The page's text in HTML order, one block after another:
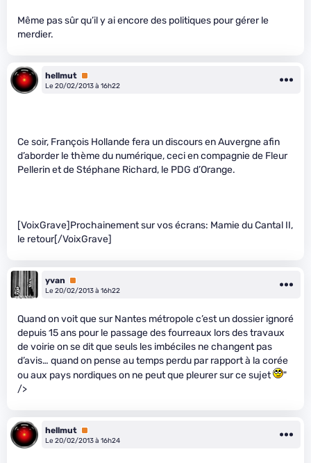
Même pas sûr qu’il y ai encore des politiques pour gérer le
merdier.
hellmut Premium
Le 20/02/2013 à 16h22
Ce soir, François Hollande fera un discours en Auvergne afin
d’aborder le thème du numérique, ceci en compagnie de Fleur
Pellerin et de Stéphane Richard, le PDG d’Orange.
[VoixGrave]Prochainement sur vos écrans: Mamie du Cantal II,
le retour[/VoixGrave]
yvan
Premium
Le 20/02/2013 à 16h22
Quand on voit que sur Nantes métropole c’est un dossier ignoré
depuis 15 ans pour le passage des fourreaux lors des travaux
de voirie on se dit que seuls les imbéciles ne changent pas
d’avis… quand on pense au temps perdu par rapport à la corée
ou aux pays nordiques on ne peut que pleurer sur ce sujet
"
/>
hellmut Premium
Le 20/02/2013 à 16h24